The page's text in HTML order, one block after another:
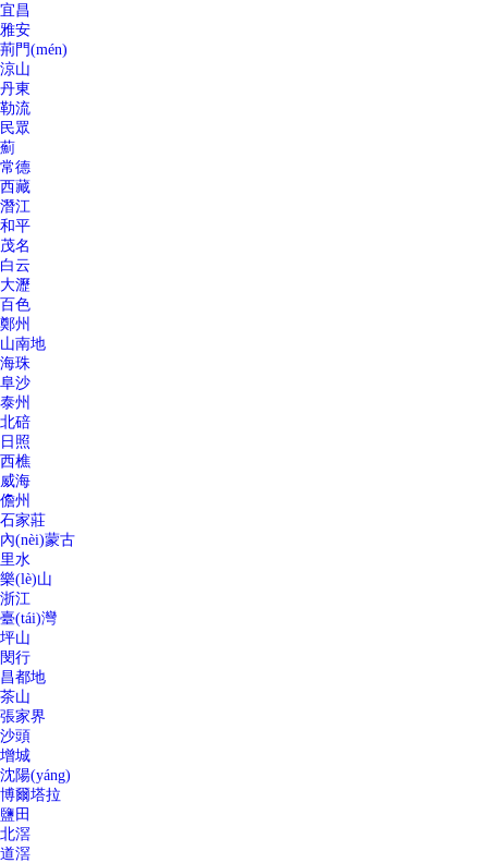
宜昌
雅安
荊門(mén)
涼山
丹東
勒流
民眾
薊
常德
西藏
潛江
和平
茂名
白云
大瀝
百色
鄭州
山南地
海珠
阜沙
泰州
北碚
日照
西樵
威海
儋州
石家莊
內(nèi)蒙古
里水
樂(lè)山
浙江
臺(tái)灣
坪山
閔行
昌都地
茶山
張家界
沙頭
增城
沈陽(yáng)
博爾塔拉
鹽田
北滘
道滘